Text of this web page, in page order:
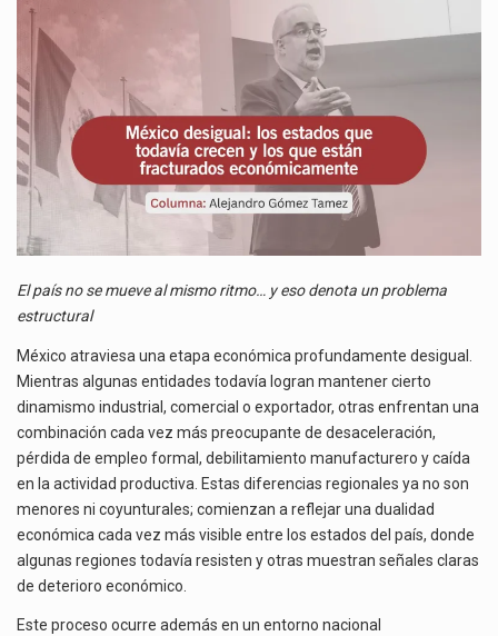
TODAVÍA
CRECEN
QUE
ESTÁN
FRACTURADOS
ECONÓMICAMENTE
El país no se mueve al mismo ritmo… y eso denota un problema
estructural
México atraviesa una etapa económica profundamente desigual.
Mientras algunas entidades todavía logran mantener cierto
dinamismo industrial, comercial o exportador, otras enfrentan una
combinación cada vez más preocupante de desaceleración,
pérdida de empleo formal, debilitamiento manufacturero y caída
en la actividad productiva. Estas diferencias regionales ya no son
menores ni coyunturales; comienzan a reflejar una dualidad
económica cada vez más visible entre los estados del país, donde
algunas regiones todavía resisten y otras muestran señales claras
de deterioro económico.
Este proceso ocurre además en un entorno nacional